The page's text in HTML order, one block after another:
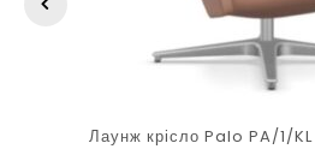
Лаунж крісло Palo PA/1/KL